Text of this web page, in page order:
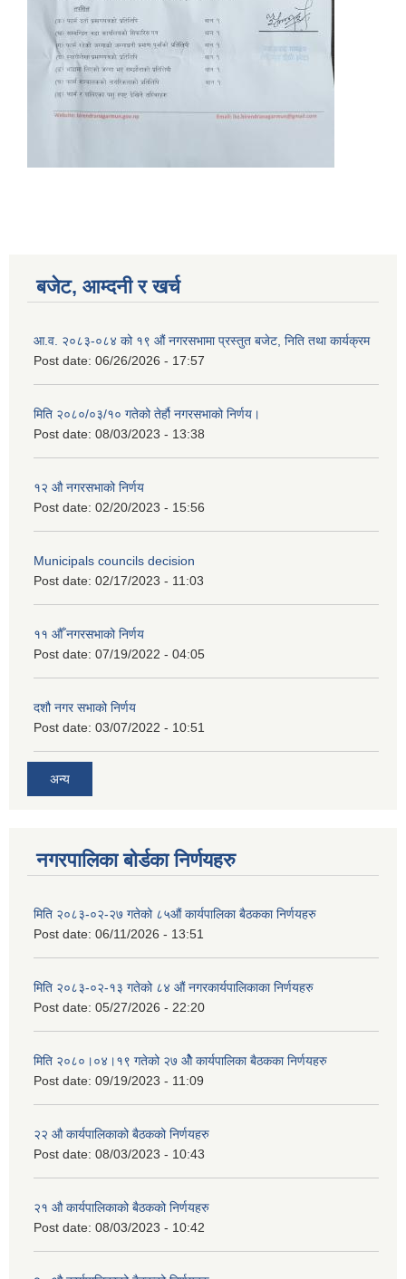
बजेट, आम्दनी र खर्च
आ.व. २०८३-०८४ को १९ औं नगरसभामा प्रस्तुत बजेट, निति तथा कार्यक्रम
Post date: 06/26/2026 - 17:57
मिति २०८०/०३/१० गतेको तेर्हौ नगरसभाको निर्णय।
Post date: 08/03/2023 - 13:38
१२ औ नगरसभाको निर्णय
Post date: 02/20/2023 - 15:56
Municipals councils decision
Post date: 02/17/2023 - 11:03
११ ‌औँ नगरसभाको निर्णय
Post date: 07/19/2022 - 04:05
दशौ नगर सभाको निर्णय
Post date: 03/07/2022 - 10:51
अन्य
नगरपालिका बोर्डका निर्णयहरु
मिति २०८३-०२-२७ गतेको ८५औं कार्यपालिका बैठकका निर्णयहरु
Post date: 06/11/2026 - 13:51
मिति २०८३-०२-१३ गतेको ८४ औं नगरकार्यपालिकाका निर्णयहरु
Post date: 05/27/2026 - 22:20
मिति २०८०।०४।१९ गतेको २७ ‌‍‌ओेै कार्यपालिका बैठकका निर्णयहरु
Post date: 09/19/2023 - 11:09
२‍२ औ कार्यपालिकाको बैठकको निर्णयहरु
Post date: 08/03/2023 - 10:43
२‍१ औ कार्यपालिकाको बैठकको निर्णयहरु
Post date: 08/03/2023 - 10:42